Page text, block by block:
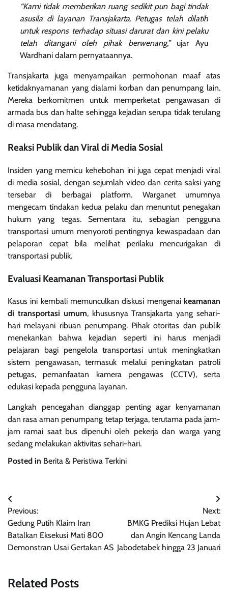
“Kami tidak memberikan ruang sedikit pun bagi tindak
asusila di layanan Transjakarta. Petugas telah dilatih
untuk respons terhadap situasi darurat dan kini pelaku
telah ditangani oleh pihak berwenang,”ujar Ayu
Wardhani dalam pernyataannya.
Transjakarta juga menyampaikan permohonan maaf atas
ketidaknyamanan yang dialami korban dan penumpang lain.
Mereka berkomitmen untuk memperketat pengawasan di
armada bus dan halte sehingga kejadian serupa tidak terulang
di masa mendatang.
Reaksi Publik dan Viral di Media Sosial
Insiden yang memicu kehebohan ini juga cepat menjadi viral
di media sosial, dengan sejumlah video dan cerita saksi yang
tersebar di berbagai platform. Warganet umumnya
mengecam tindakan kedua pelaku dan menuntut penegakan
hukum yang tegas. Sementara itu, sebagian pengguna
transportasi umum menyoroti pentingnya kewaspadaan dan
pelaporan cepat bila melihat perilaku mencurigakan di
transportasi publik.
Evaluasi Keamanan Transportasi Publik
Kasus ini kembali memunculkan diskusi mengenai keamanan
di transportasi umum, khususnya Transjakarta yang sehari-
hari melayani ribuan penumpang. Pihak otoritas dan publik
menekankan bahwa kejadian seperti ini harus menjadi
pelajaran bagi pengelola transportasi untuk meningkatkan
sistem pengawasan, termasuk melalui peningkatan patroli
petugas, pemanfaatan kamera pengawas (CCTV), serta
edukasi kepada pengguna layanan.
Langkah pencegahan dianggap penting agar kenyamanan
dan rasa aman penumpang tetap terjaga, terutama pada jam-
jam ramai saat bus dipenuhi oleh pekerja dan warga yang
sedang melakukan aktivitas sehari-hari.
Posted in Berita & Peristiwa Terkini
Navigasi
pos
Previous:
Gedung Putih Klaim Iran
Batalkan Eksekusi Mati 800
Demonstran Usai Gertakan AS
Next:
BMKG Prediksi Hujan Lebat
dan Angin Kencang Landa
Jabodetabek hingga 23 Januari
Related Posts